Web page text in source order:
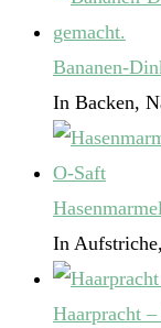
Bananen-
In Backen,
In
Haarpracht